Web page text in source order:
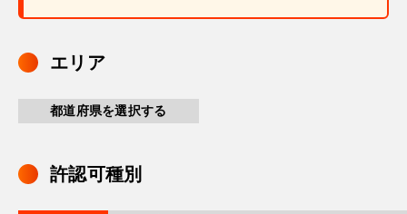
エリア
都道府県を選択する
許認可種別